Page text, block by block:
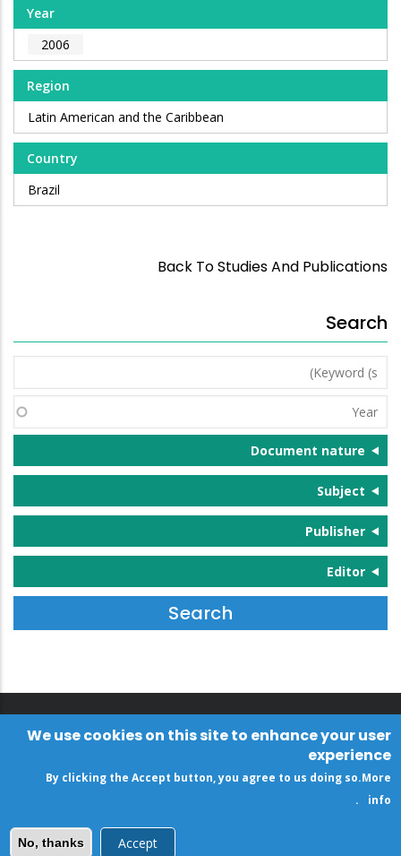
Year
2006
Region
Latin American and the Caribbean
Country
Brazil
Back To Studies And Publications
Search
Keyword
(s)
Year
Document nature
Subject
Publisher
Editor
We use cookies on this site to enhance your user
experience
By clicking the Accept button, you agree to us doing so.More
info
.
Accept
No, thanks